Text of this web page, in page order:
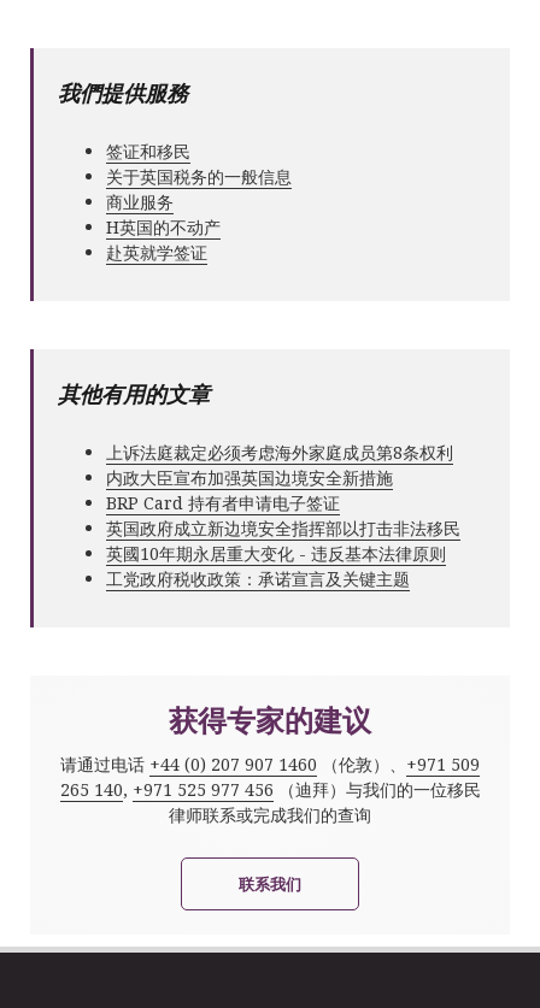
我們提供服務
签证和移民
关于英国税务的一般信息
商业服务
Н英国的不动产
赴英就学签证
其他有用的文章
上诉法庭裁定必须考虑海外家庭成员第8条权利
内政大臣宣布加强英国边境安全新措施
BRP Card 持有者申请电子签证
英国政府成立新边境安全指挥部以打击非法移民
英國10年期永居重大变化 - 违反基本法律原则
工党政府税收政策：承诺宣言及关键主题
获得专家的建议
请通过电话 +44 (0) 207 907 1460 （伦敦）、 +971 509
265 140, +971 525 977 456 （迪拜）与我们的一位移民
律师联系或完成我们的查询
联系我们